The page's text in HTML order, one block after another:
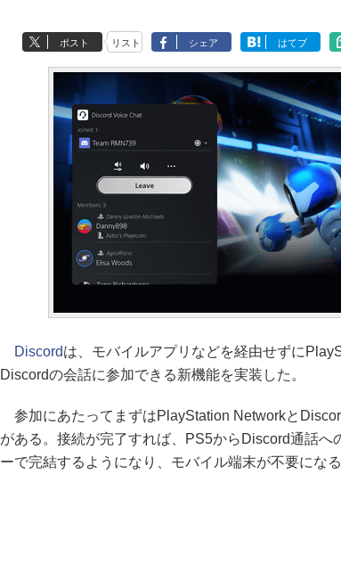
ポスト リスト シェア はてブ
Discordは、モバイルアプリなどを経由せずに
Discordの会話に参加できる新機能を実装した。
参加にあたってまずはPlayStation Networkと
がある。接続が完了すれば、PS5からDiscord通話へ
ーで完結するようになり、モバイル端末が不要になる